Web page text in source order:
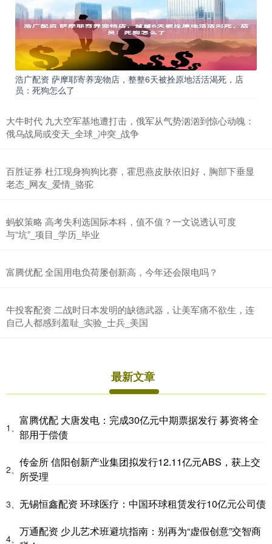
浩广配资 萨摩耶寄养宠物店，整整6天被拴原地活活渴死，店
员：死狗怎么了
大牛时代 九大空军基地遭打击，俄军从气势汹汹到惊心动魄：
俄乌战局或变天_全球_冲突_战争
百胜证券 杜江现身狗狗比赛，霍思燕皮肤依旧好，胸部下垂显
老态_网友_爱情_骆驼
蚂蚁策略 高考失利选国际本科，值不值？一文说透认可度
与“坑”_项目_学历_毕业
富腾优配 全国用电负荷屡创新高，今年还会限电吗？
牛投客配资 二战时日本发明的缺德武器，让美军痛不欲生，连
自己人都感到羞耻_实验_士兵_美国
最新文章
1、
富腾优配 大唐发电：完成30亿元中期票据发行 募资将全
部用于偿债
2、
传金所 信阳创新产业集团拟发行12.11亿元ABS，获上交
所受理
3、 无锡恒鑫配资 环球医疗：中国环球租赁发行10亿元公司债
4、
万通配资 少儿艺术班避坑指南：别再为“虚假创意”交智商